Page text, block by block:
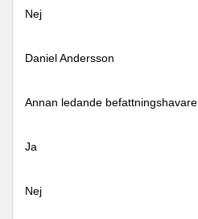
Nej
Daniel Andersson
Annan ledande befattningshavare
Ja
Nej